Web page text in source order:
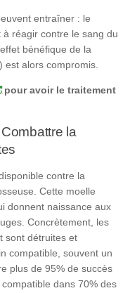
entraîner : le
réagir contre le sang du
bénéfique de la
alors compromis.
pour avoir le traitement
la
contre la
Cette moelle
donnent naissance aux
Concrètement, les
sont détruites et
compatible, souvent un
plus de 95% de succès
dans 70% des